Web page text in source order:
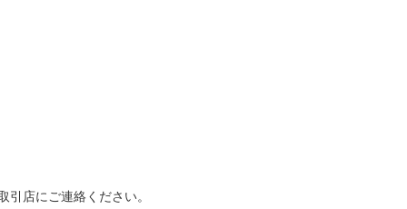
店にご連絡ください。